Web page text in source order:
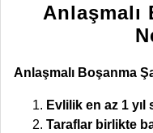
Anlaşmalı
Anlaşmalı Boşanma
Evlilik en az 1 yıl
Taraflar birlikte